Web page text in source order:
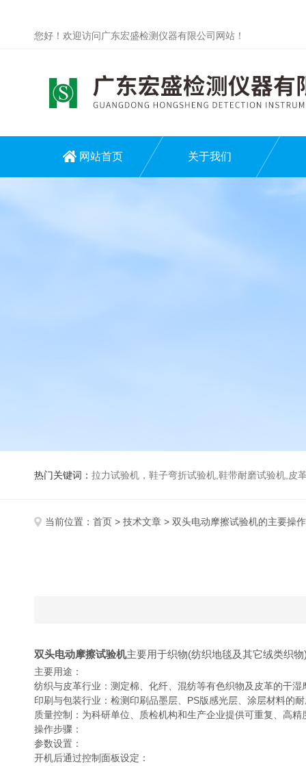
您好！欢迎访问广东宏盛检测仪器有限公司网站！
网站首页 关于我们
热门关键词： 拉力试验机，鞋子弯折试验机,鞋带耐磨试验机,皮革伸缩试验机,马丁代尔
当前位置： 首页 > 技术文章 > 双头电动摩擦试验机的主要操
双头电动摩擦试验机主要用于织物(纺织地毯及其它绒类织
主要用途：
纺织与皮革行业‌：测定棉、化纤、混纺等有色织物及皮革的干湿
印刷与包装行业‌：检测印刷品墨层、PS版感光层、涂层材料的
质量控制‌：为科研单位、质检机构和生产企业提供可重复、高
操作步骤：
‌参数设置‌：
开机后通过控制面板设定：